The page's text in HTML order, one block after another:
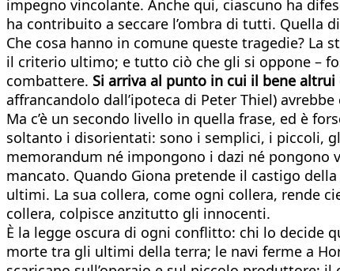
impegno vincolante. Anche qui, ciascuno ha
ha contribuito a seccare l’ombra di tutti. Quella
Che cosa hanno in comune queste tragedie? La
il criterio ultimo; e tutto ciò che gli si oppone –
combattere. Si arriva al punto in cui il bene
affrancandolo dall’ipoteca di Peter Thiel)
Ma c’è un secondo livello in quella frase, ed è
soltanto i disorientati: sono i semplici, i piccoli,
memorandum né impongono i dazi né pongono
mancato. Quando Giona pretende il castigo
ultimi. La sua collera, come ogni collera, rende
collera, colpisce anzitutto gli innocenti.
È la legge oscura di ogni conflitto: chi lo decide
morte tra gli ultimi della terra; le navi ferme a